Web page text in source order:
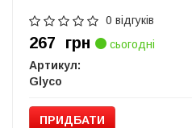
0 відгуків
267 грн
сьогодні
Артикул:
Glyco
ПРИДБАТИ